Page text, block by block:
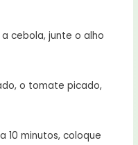
cebola, junte o alho
o tomate picado,
10 minutos, coloque